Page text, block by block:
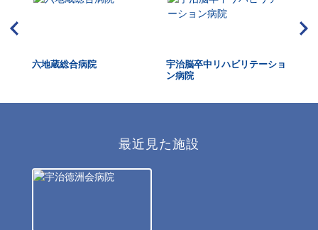
六地蔵総合病院
宇治脳卒中リハビリテーショ
ン病院
最近見た施設